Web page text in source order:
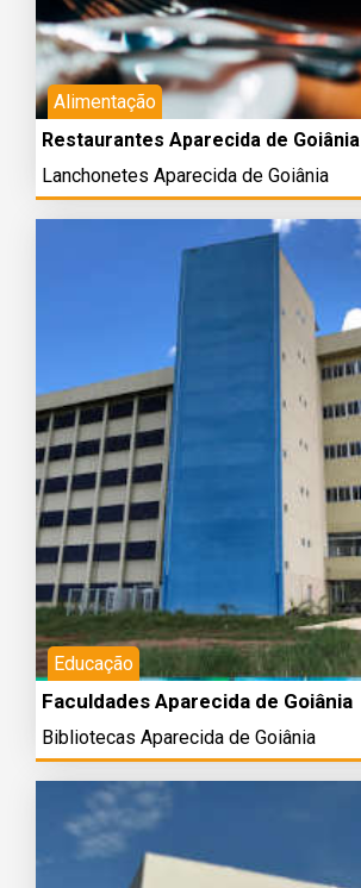
Alimentação
Restaurantes Aparecida de Goiânia
Lanchonetes Aparecida de Goiânia
Educação
Faculdades Aparecida de Goiânia
Bibliotecas Aparecida de Goiânia